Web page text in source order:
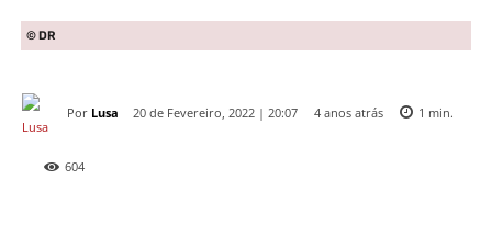
© DR
Por Lusa 20 de Fevereiro, 2022 | 20:07 4 anos atrás 1 min.
604